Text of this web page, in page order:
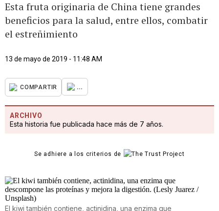
Esta fruta originaria de China tiene grandes
beneficios para la salud, entre ellos, combatir
el estreñimiento
13 de mayo de 2019 - 11:48 AM
COMPARTIR ...
ARCHIVO
Esta historia fue publicada hace más de 7 años.
Se adhiere a los criterios de
El kiwi también contiene, actinidina, una enzima que